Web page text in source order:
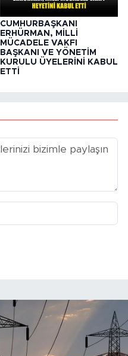
CUMHURBAŞKANI
ERHÜRMAN, MİLLİ
MÜCADELE VAKFI
BAŞKANI VE YÖNETİM
KURULU ÜYELERİNİ KABUL
ETTİ